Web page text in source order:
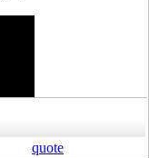
quote